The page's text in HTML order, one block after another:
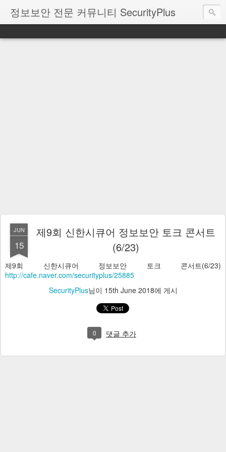
정보보안 전문 커뮤니티 SecurityPlus
JUN
15
제9회 신한시큐어 정보보안 토크 콘서트
(6/23)
제9회 신한시큐어 정보보안 토크 콘서트(6/23)
http://cafe.naver.com/securityplus/25885
SecurityPlus님이 15th June 2018에 게시
0 댓글 추가